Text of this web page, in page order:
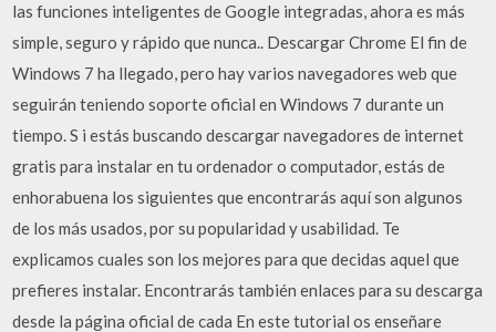
las funciones inteligentes de Google integradas, ahora es más
simple, seguro y rápido que nunca.. Descargar Chrome El fin de
Windows 7 ha llegado, pero hay varios navegadores web que
seguirán teniendo soporte oficial en Windows 7 durante un
tiempo. S i estás buscando descargar navegadores de internet
gratis para instalar en tu ordenador o computador, estás de
enhorabuena los siguientes que encontrarás aquí son algunos
de los más usados, por su popularidad y usabilidad. Te
explicamos cuales son los mejores para que decidas aquel que
prefieres instalar. Encontrarás también enlaces para su descarga
desde la página oficial de cada En este tutorial os enseñare